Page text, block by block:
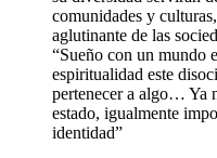
comunidades y
aglutinante de las
“Sueño con un mundo
espiritualidad este
pertenecer a algo… Ya
estado, igualmente
identidad”